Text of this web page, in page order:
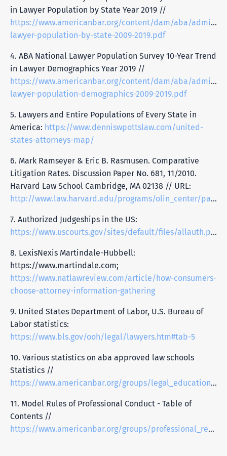
in Lawyer Population by State Year 2019 //
https://www.americanbar.org/content/dam/aba/
lawyer-population-by-state-2009-2019.pdf
4. ABA National Lawyer Population Survey 10-Year Trend
in Lawyer Demographics Year 2019 //
https://www.americanbar.org/content/dam/aba/
lawyer-population-demographics-2009-2019.pdf
5. Lawyers and Entire Populations of Every State in
America: https://www.denniswpottslaw.com/united-
states-attorneys-map/
6. Mark Ramseyer & Eric B. Rasmusen. Comparative
Litigation Rates. Discussion Paper No. 681, 11/2010.
Harvard Law School Cambridge, MA 02138 // URL:
http://www.law.harvard.edu/programs/olin_center/papers/pdf/Ramseyer_681.pdf
7. Authorized Judgeships in the US:
https://www.uscourts.gov/sites/default/files/allauth.pdf
8. LexisNexis Martindale-Hubbell:
https://www.martindale.com;
https://www.natlawreview.com/article/how-consumers-
choose-attorney-information-gathering
9. United States Department of Labor, U.S. Bureau of
Labor statistics:
https://www.bls.gov/ooh/legal/lawyers.htm#tab-5
10. Various statistics on aba approved law schools
Statistics //
https://www.americanbar.org/groups/legal_education/resources/statistics/
11. Model Rules of Professional Conduct - Table of
Contents //
https://www.americanbar.org/groups/professional_responsibility/publications/model_rules_of_professional_conduct/model_rules_of_professional_conduct_table_of_contents